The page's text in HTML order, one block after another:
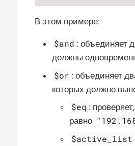
В этом примере:
$and : объединяет
должны
$or : объединяет
которых должно
$eq :
равно
$active_list